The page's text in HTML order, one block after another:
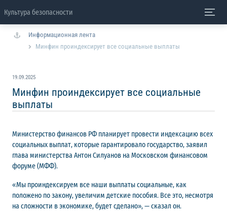
Культура безопасности
Информационная лента
Минфин проиндексирует все социальные выплаты
19.09.2025
Минфин проиндексирует все социальные
выплаты
Министерство финансов РФ планирует провести индексацию всех
социальных выплат, которые гарантировало государство, заявил
глава министерства Антон Силуанов на Московском финансовом
форуме (МФФ).
«Мы проиндексируем все наши выплаты социальные, как
положено по закону, увеличим детские пособия. Все это, несмотря
на сложности в экономике, будет сделано», — сказал он.